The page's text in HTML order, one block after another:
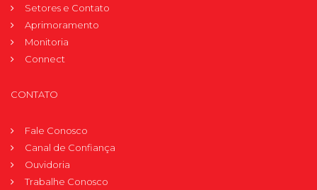
Setores e Contato
Aprimoramento
Monitoria
Connect
CONTATO
Fale Conosco
Canal de Confiança
Ouvidoria
Trabalhe Conosco